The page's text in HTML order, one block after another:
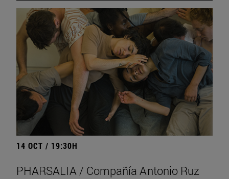
14 OCT / 19:30H
PHARSALIA / Compañía Antonio Ruz